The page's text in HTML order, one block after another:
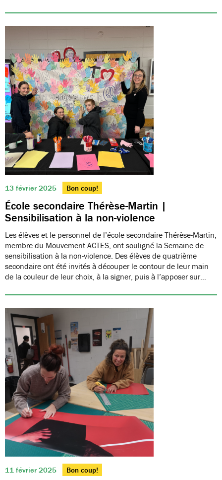
13 février 2025 Bon coup!
École secondaire Thérèse-Martin |
Sensibilisation à la non-violence
Les élèves et le personnel de l’école secondaire Thérèse-Martin,
membre du Mouvement ACTES, ont souligné la Semaine de
sensibilisation à la non-violence. Des élèves de quatrième
secondaire ont été invités à découper le contour de leur main
de la couleur de leur choix, à la signer, puis à l’apposer sur…
11 février 2025 Bon coup!